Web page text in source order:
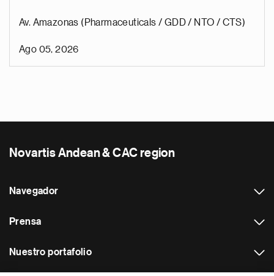
Av. Amazonas (Pharmaceuticals / GDD / NTO / CTS)
Ago 05, 2026
Novartis Andean & CAC region
Navegador
Prensa
Nuestro portafolio